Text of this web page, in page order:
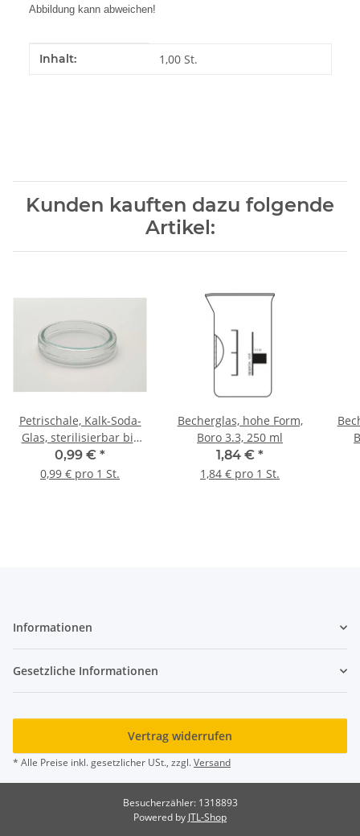
Abbildung kann abweichen!
Produkteigenschaft
Wert
Inhalt: 1,00 St.
Kunden kauften dazu folgende
Artikel:
Petrischale, Kalk-Soda-
Glas, sterilisierbar bis
135°C; 60*15 mm
0,99 € *
0,99 € pro 1 St.
Becherglas, hohe Form,
Boro 3.3, 250 ml
1,84 € *
1,84 € pro 1 St.
Informationen
Gesetzliche Informationen
Vertrag widerrufen
* Alle Preise inkl. gesetzlicher USt., zzgl.Versand
Besucherzähler: 1318893
Powered by JTL-Shop